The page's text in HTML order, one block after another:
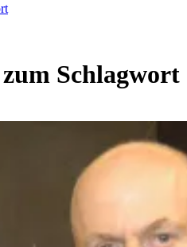
Schlagwort